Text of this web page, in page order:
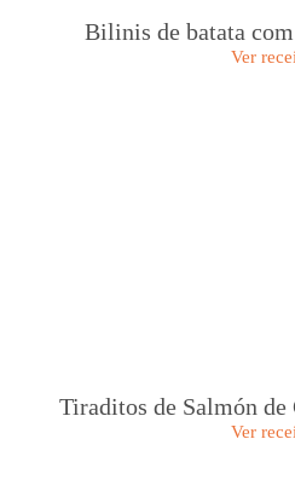
Bilinis de batata
Ver
Tiraditos de Salmón
Ver